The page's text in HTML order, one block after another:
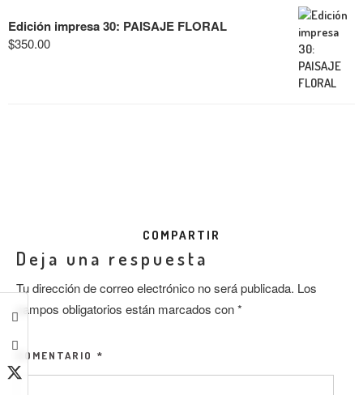
Edición impresa 30: PAISAJE FLORAL
$350.00
COMPARTIR
Deja una respuesta
Tu dirección de correo electrónico no será publicada. Los
campos obligatorios están marcados con*
COMENTARIO *